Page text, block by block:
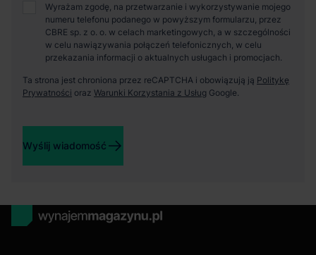
Wyrażam zgodę, na przetwarzanie i wykorzystywanie mojego
numeru telefonu podanego w powyższym formularzu, przez
CBRE sp. z o. o. w celach marketingowych, a w szczególności
w celu nawiązywania połączeń telefonicznych, w celu
przekazania informacji o aktualnych usługach i promocjach.
Ta strona jest chroniona przez reCAPTCHA i obowiązują ją Politykę
Prywatności oraz Warunki Korzystania z Usług Google.
Wyślij wiadomość